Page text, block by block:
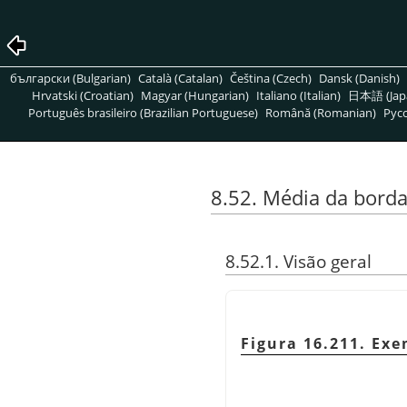
български (Bulgarian) Català (Catalan) Čeština (Czech) Dansk (Danish)
Hrvatski (Croatian) Magyar (Hungarian) Italiano (Italian) 日本語
Português brasileiro (Brazilian Portuguese) Română (Romanian)
8.52. Média da borda
8.52.1. Visão geral
Figura 16.211.